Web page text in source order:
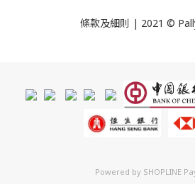
條款及細則 | 2021 ©
Powered by SHOPLINE